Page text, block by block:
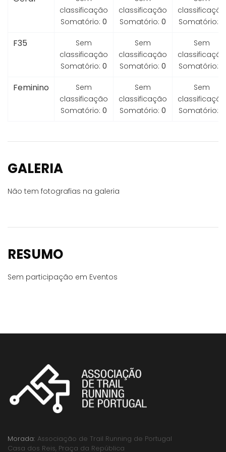
classificação
Somatório: 0
classificação
Somatório: 0
classificação
Somatório:
F35
Sem
classificação
Somatório: 0
Sem
classificação
Somatório: 0
Sem
classificação
Somatório:
Feminino
Sem
classificação
Somatório: 0
Sem
classificação
Somatório: 0
Sem
classificação
Somatório:
GALERIA
Não tem fotografias na galeria
RESUMO
Sem participação em Eventos
Morada: Associação de Trail Running de Portugal
Casa dos Reis, Praça da República